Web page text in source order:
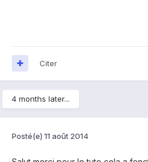
Citer
4 months later...
Posté(e) 11 août 2014